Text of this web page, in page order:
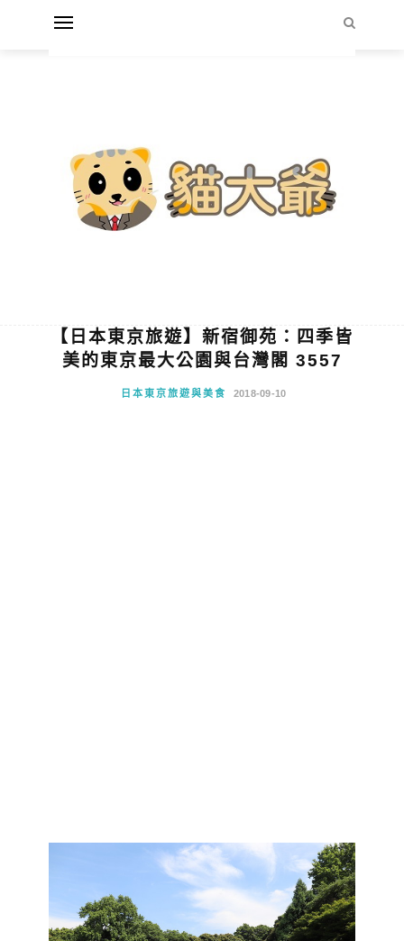
【日本東京旅遊】新宿御苑：四季皆
美的東京最大公園與台灣閣 3557
日本東京旅遊與美食 2018-09-10